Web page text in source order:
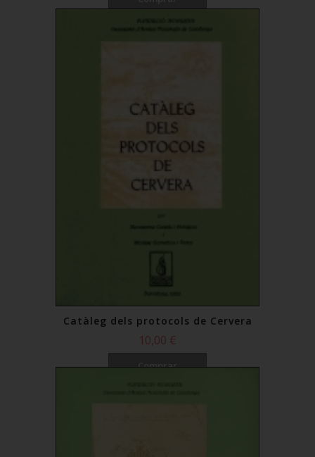
Catàleg dels protocols de Cervera
10,00 €
Comprar